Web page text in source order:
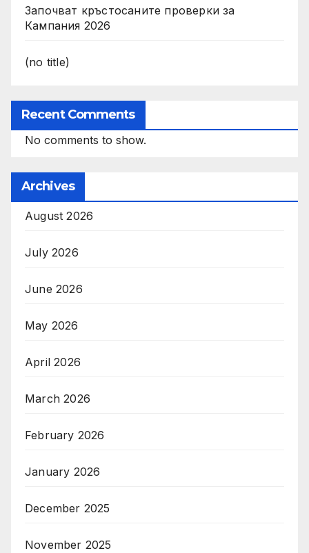
Започват кръстосаните проверки за
Кампания 2026
(no title)
Recent Comments
No comments to show.
Archives
August 2026
July 2026
June 2026
May 2026
April 2026
March 2026
February 2026
January 2026
December 2025
November 2025